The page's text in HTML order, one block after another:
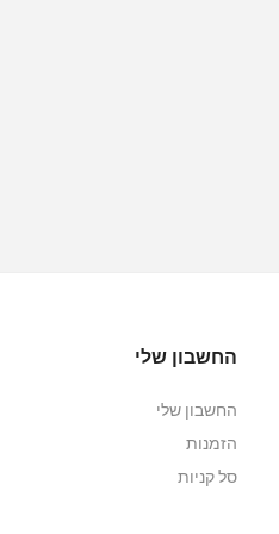
החשבון שלי
החשבון שלי
הזמנות
סל קניות